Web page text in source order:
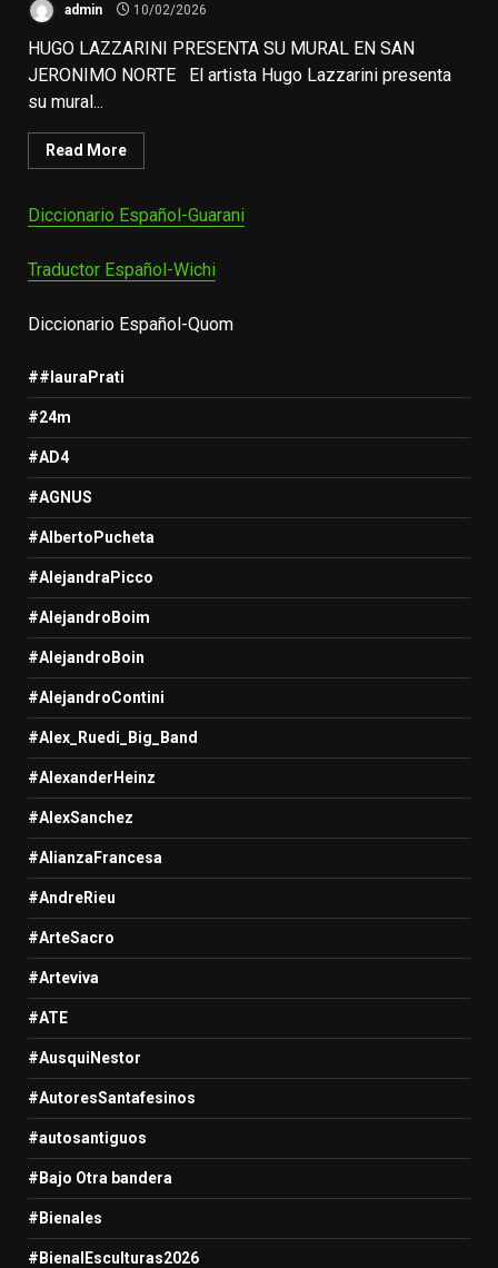
admin 10/02/2026
HUGO LAZZARINI PRESENTA SU MURAL EN SAN
JERONIMO NORTE El artista Hugo Lazzarini presenta
su mural...
Read More
Diccionario Español-Guarani
Traductor Español-Wichi
Diccionario Español-Quom
##lauraPrati
#24m
#AD4
#AGNUS
#AlbertoPucheta
#AlejandraPicco
#AlejandroBoim
#AlejandroBoin
#AlejandroContini
#Alex_Ruedi_Big_Band
#AlexanderHeinz
#AlexSanchez
#AlianzaFrancesa
#AndreRieu
#ArteSacro
#Arteviva
#ATE
#AusquiNestor
#AutoresSantafesinos
#autosantiguos
#Bajo Otra bandera
#Bienales
#BienalEsculturas2026